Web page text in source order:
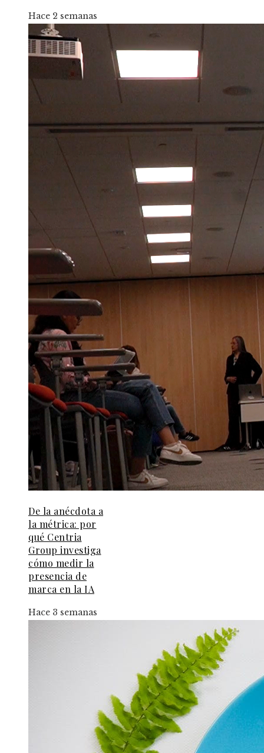
Hace 2 semanas
De la anécdota a
la métrica: por
qué Centria
Group investiga
cómo medir la
presencia de
marca en la IA
Hace 3 semanas